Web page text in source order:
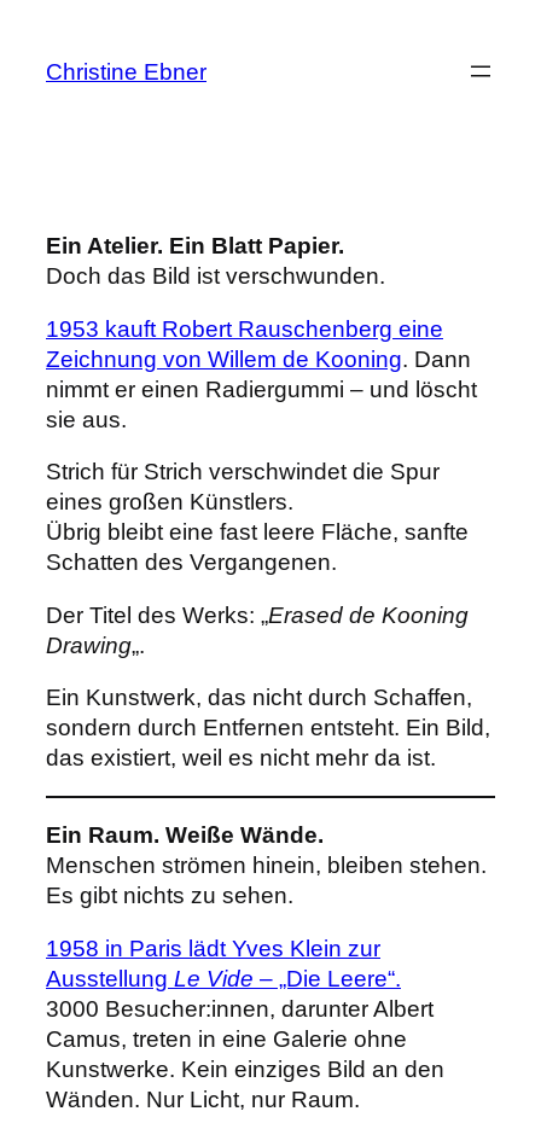
springen
Christine Ebner
Ein Atelier. Ein Blatt Papier.
Doch das Bild ist verschwunden.
1953 kauft Robert Rauschenberg eine
Zeichnung von Willem de Kooning. Dann
nimmt er einen Radiergummi – und löscht
sie aus.
Strich für Strich verschwindet die Spur
eines großen Künstlers.
Übrig bleibt eine fast leere Fläche, sanfte
Schatten des Vergangenen.
Der Titel des Werks: „Erased de Kooning
Drawing„.
Ein Kunstwerk, das nicht durch Schaffen,
sondern durch Entfernen entsteht. Ein Bild,
das existiert, weil es nicht mehr da ist.
Ein Raum. Weiße Wände.
Menschen strömen hinein, bleiben stehen.
Es gibt nichts zu sehen.
1958 in Paris lädt Yves Klein zur
Ausstellung Le Vide – „Die Leere“.
3000 Besucher:innen, darunter Albert
Camus, treten in eine Galerie ohne
Kunstwerke. Kein einziges Bild an den
Wänden. Nur Licht, nur Raum.